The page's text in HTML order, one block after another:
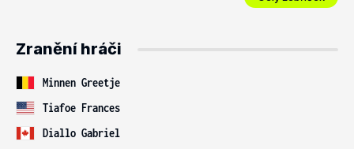
Zranění hráči
Minnen Greetje
Tiafoe Frances
Diallo Gabriel